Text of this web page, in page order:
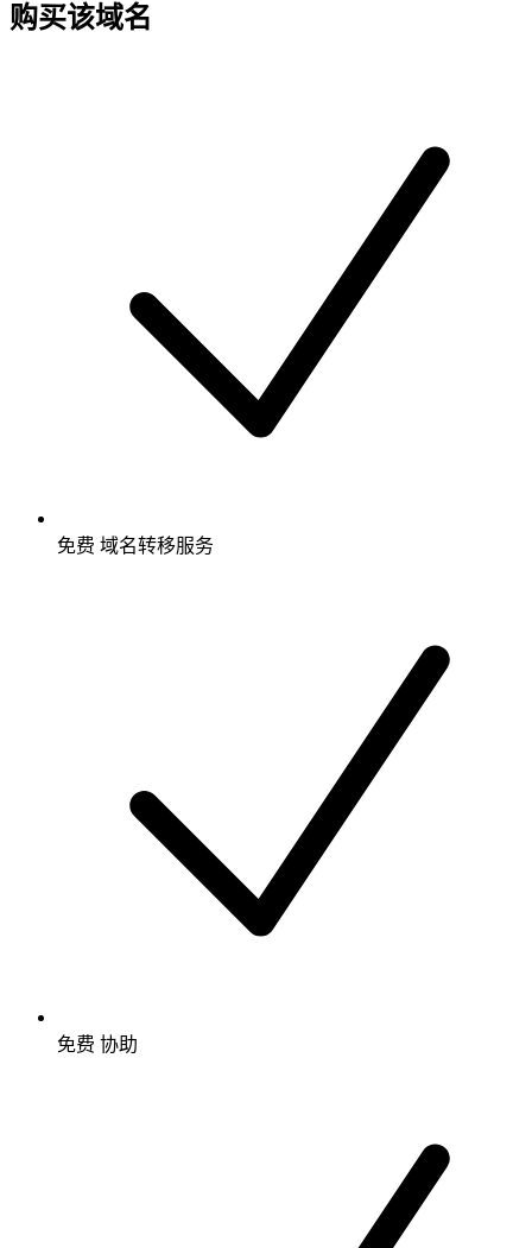
购买该域名
免费 域名转移服务
免费 协助